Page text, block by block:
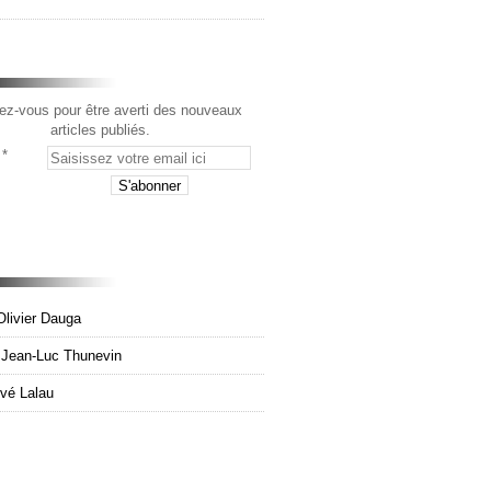
vous pour être averti des nouveaux
articles publiés.
Dauga
Luc Thunevin
Lalau